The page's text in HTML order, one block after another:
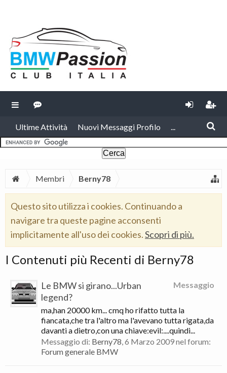
Ultime Attività Nuovi Messaggi Profilo ...
Membri Berny78
Questo sito utilizza i cookies. Continuando a
navigare tra queste pagine acconsenti
implicitamente all'uso dei cookies.Scopri di più.
I Contenuti più Recenti di Berny78
Messaggio
Le BMW si girano...Urban
legend?
ma,han 20000 km... cmq ho rifatto tutta la
fiancata,che tra l'altro ma l'avevano tutta rigata,da
davanti a dietro,con una chiave:evil:....quindi...
Messaggio di: Berny78,6 Marzo 2009nel forum:
Forum generale BMW